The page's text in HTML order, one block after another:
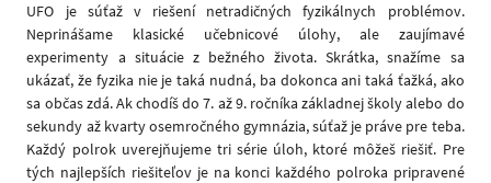
UFO je súťaž v riešení netradičných fyzikálnych problémov.
Neprinášame klasické učebnicové úlohy, ale zaujímavé
experimenty a situácie z bežného života. Skrátka, snažíme sa
ukázať, že fyzika nie je taká nudná, ba dokonca ani taká ťažká, ako
sa občas zdá. Ak chodíš do 7. až 9. ročníka základnej školy alebo do
sekundy až kvarty osemročného gymnázia, súťaž je práve pre teba.
Každý polrok uverejňujeme tri série úloh, ktoré môžeš riešiť. Pre
tých najlepších riešiteľov je na konci každého polroka pripravené